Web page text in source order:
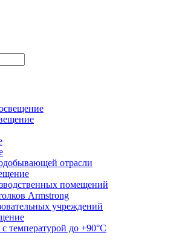
отрасли
помещений
Armstrong
учреждений
температурой до +90°С